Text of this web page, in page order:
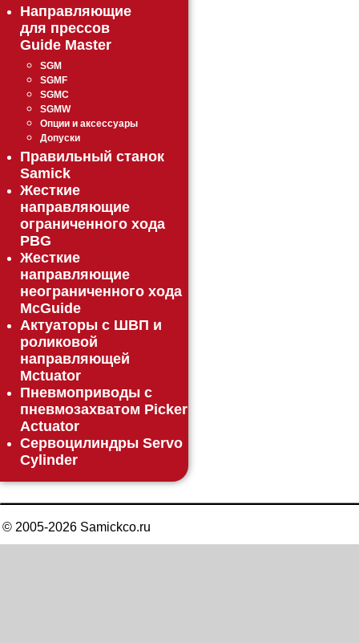
Направляющие
для прессов
Guide Master
SGM
SGMF
SGMC
SGMW
Опции и аксессуары
Допуски
Правильный станок
Samick
Жесткие
направляющие
ограниченного хода
PBG
Жесткие
направляющие
неограниченного хода
McGuide
Актуаторы с ШВП и
роликовой
направляющей
Mctuator
Пневмоприводы с
пневмозахватом Picker
Actuator
Сервоцилиндры Servo
Cylinder
© 2005-2026 Samickco.ru